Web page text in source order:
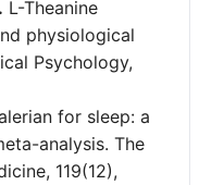
und die
nicht als
L-Theanine
physiological
Psychology,
for sleep: a
analysis. The
119(12),